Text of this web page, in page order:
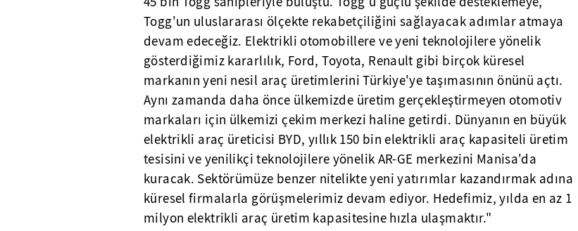
Togg'un uluslararası ölçekte rekabetçiliğini sağlayacak adımlar atmaya
devam edeceğiz. Elektrikli otomobillere ve yeni teknolojilere yönelik
gösterdiğimiz kararlılık, Ford, Toyota, Renault gibi birçok küresel
markanın yeni nesil araç üretimlerini Türkiye'ye taşımasının önünü açtı.
Aynı zamanda daha önce ülkemizde üretim gerçekleştirmeyen otomotiv
markaları için ülkemizi çekim merkezi haline getirdi. Dünyanın en büyük
elektrikli araç üreticisi BYD, yıllık 150 bin elektrikli araç kapasiteli üretim
tesisini ve yenilikçi teknolojilere yönelik AR-GE merkezini Manisa'da
kuracak. Sektörümüze benzer nitelikte yeni yatırımlar kazandırmak adına
küresel firmalarla görüşmelerimiz devam ediyor. Hedefimiz, yılda en az 1
milyon elektrikli araç üretim kapasitesine hızla ulaşmaktır."